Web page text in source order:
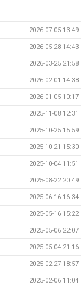
2026-07-05 13:49
2026-05-28 14:43
2026-03-25 21:58
2026-02-01 14:38
2026-01-05 10:17
2025-11-08 12:31
2025-10-25 15:59
2025-10-21 15:30
2025-10-04 11:51
2025-08-22 20:49
2025-06-16 16:34
2025-05-16 15:22
2025-05-06 22:07
2025-05-04 21:16
2025-02-27 18:57
2025-02-06 11:04